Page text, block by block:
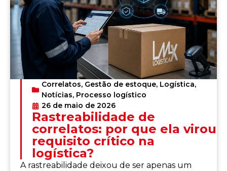
Correlatos, Gestão de estoque, Logística,
Notícias, Processo logístico
26 de maio de 2026
Rastreabilidade de
correlatos: por que ela virou
requisito crítico na
logística?
A rastreabilidade deixou de ser apenas um